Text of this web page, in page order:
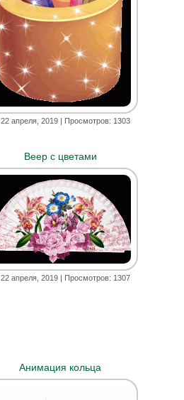
22 апреля, 2019 | Просмотров: 1303
Веер с цветами
22 апреля, 2019 | Просмотров: 1307
Анимация кольца